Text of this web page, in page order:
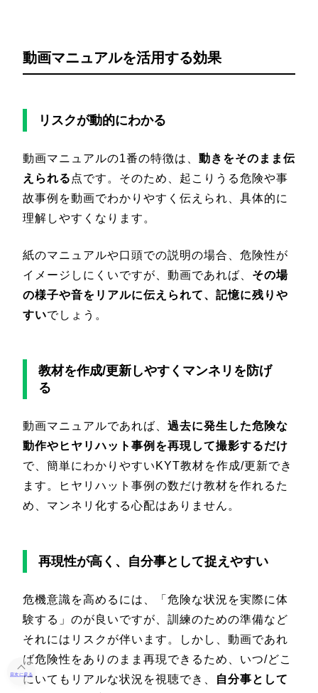
動画マニュアルを活用する効果
リスクが動的にわかる
動画マニュアルの1番の特徴は、 動きをそのまま伝
えられる 点です。そのため、起こりうる危険や事
故事例を動画でわかりやすく伝えられ、具体的に
理解しやすくなります。
紙のマニュアルや口頭での説明の場合、危険性が
イメージしにくいですが、動画であれば、 その場
の様子や音をリアルに伝えられて、記憶に残りや
すいでしょう。
教材を作成/更新しやすくマンネリを防げ
る
動画マニュアルであれば、 過去に発生した危険な
動作やヒヤリハット事例を再現して撮影するだけ
で、簡単にわかりやすいKYT教材を作成/更新でき
ます。ヒヤリハット事例の数だけ教材を作れるた
め、マンネリ化する心配はありません。
再現性が高く、自分事として捉えやすい
危機意識を高めるには、「危険な状況を実際に体
験する」のが良いですが、訓練のための準備など
それにはリスクが伴います。しかし、動画であれ
ば危険性をありのまま再現できるため、いつ/どこ
にいてもリアルな状況を視聴でき、
自分事として
目次に戻る